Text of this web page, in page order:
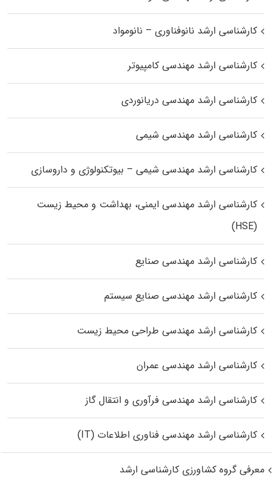
کارشناسی ارشد نانوفناوری – نانومواد
کارشناسی ارشد مهندسی کامپیوتر
کارشناسی ارشد مهندسی دریانوردی
کارشناسی ارشد مهندسی شیمی
کارشناسی ارشد مهندسی شیمی – بیوتکنولوژی و داروسازی
کارشناسی ارشد مهندسی ایمنی، بهداشت و محیط زیست
(HSE)
کارشناسی ارشد مهندسی صنایع
کارشناسی ارشد مهندسی صنایع سیستم
کارشناسی ارشد مهندسی طراحی محیط زیست
کارشناسی ارشد مهندسی عمران
کارشناسی ارشد مهندسی فرآوری و انتقال گاز
کارشناسی ارشد مهندسی فناوری اطلاعات (IT)
معرفی گروه کشاورزی کارشناسی ارشد